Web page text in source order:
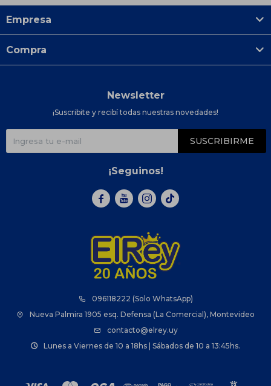
096118222 (Solo WhatsApp)
Nueva Palmira 1905 esq. Defensa (La Comercial), Montevideo
contacto@elrey.uy
Lunes a Viernes de 10 a 18hs | Sábados de 10 a 13:45hs.
Empresa
Compra
Newsletter
¡Suscribite y recibí todas nuestras novedades!
SUSCRIBIRME
¡Seguinos!
  